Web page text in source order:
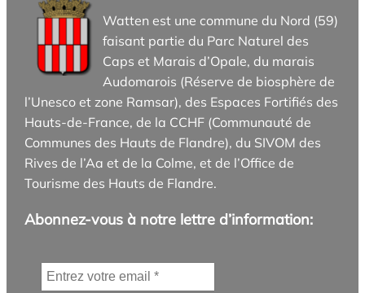
Watten est une commune du Nord (59)
faisant partie du Parc Naturel des
Caps et Marais d’Opale, du marais
Audomarois (Réserve de biosphère de
l’Unesco et zone Ramsar), des Espaces Fortifiés des
Hauts-de-France, de la CCHF (Communauté de
Communes des Hauts de Flandre), du SIVOM des
Rives de l’Aa et de la Colme, et de l’Office de
Tourisme des Hauts de Flandre.
Abonnez-vous à notre lettre d’information: